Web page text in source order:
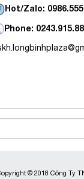
Hot/Zalo:
Phone:
© 2018 Công Ty